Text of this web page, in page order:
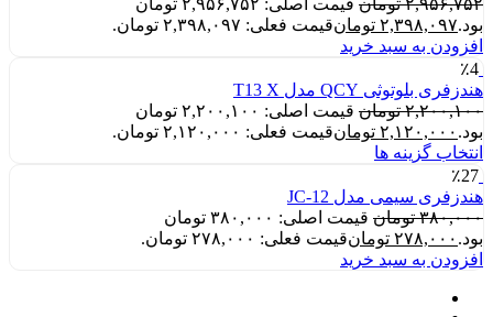
۲,۹۵۶,۷۵۲ تومان
قیمت اصلی: ۲,۹۵۶,۷۵۲ تومان
بود.۲,۳۹۸,۰۹۷ تومانقیمت فعلی: ۲,۳۹۸,۰۹۷ تومان.
افزودن به سبد خرید
٪4
هندزفری بلوتوثی QCY مدل T13 X
۲,۲۰۰,۱۰۰ تومان
قیمت اصلی: ۲,۲۰۰,۱۰۰ تومان
بود. ۲,۱۲۰,۰۰۰ تومانقیمت فعلی: ۲,۱۲۰,۰۰۰ تومان.
انتخاب گزینه ها
٪27
هندزفری سیمی مدل JC-12
۳۸۰,۰۰۰ تومان
قیمت اصلی: ۳۸۰,۰۰۰ تومان
بود. ۲۷۸,۰۰۰ تومانقیمت فعلی: ۲۷۸,۰۰۰ تومان.
افزودن به سبد خرید